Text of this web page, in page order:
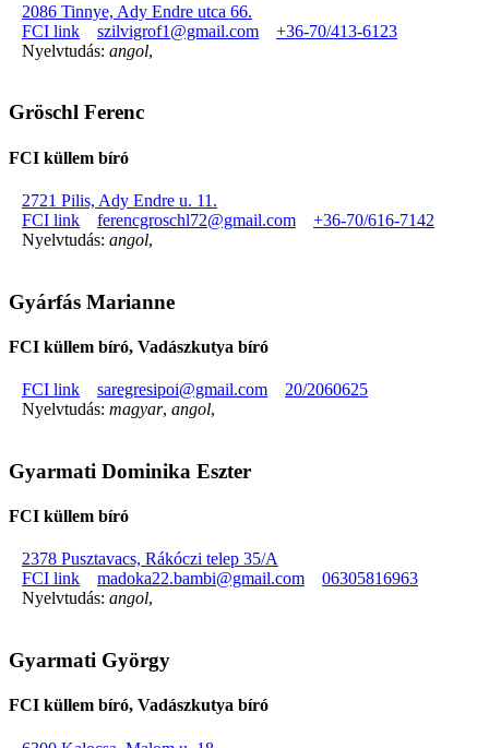
2086 Tinnye, Ady Endre utca 66.
FCI link
szilvigrof1@gmail.com
+36-70/413-6123
Nyelvtudás: angol,
Gröschl Ferenc
FCI küllem bíró
2721 Pilis, Ady Endre u. 11.
FCI link
ferencgroschl72@gmail.com
+36-70/616-7142
Nyelvtudás: angol,
Gyárfás Marianne
FCI küllem bíró, Vadászkutya bíró
FCI link saregresipoi@gmail.com
20/2060625
Nyelvtudás: magyar, angol,
Gyarmati Dominika Eszter
FCI küllem bíró
2378 Pusztavacs, Rákóczi telep 35/A
FCI link
madoka22.bambi@gmail.com
06305816963
Nyelvtudás: angol,
Gyarmati György
FCI küllem bíró, Vadászkutya bíró